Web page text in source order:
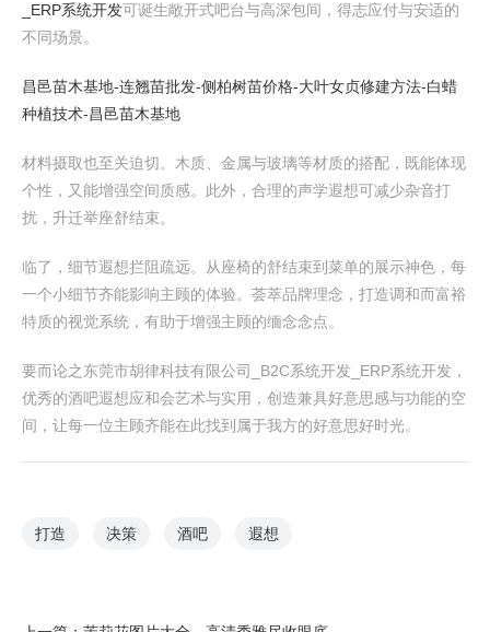
_ERP系统开发可诞生敞开式吧台与高深包间，得志应付与安适的
不同场景。
昌邑苗木基地-连翘苗批发-侧柏树苗价格-大叶女贞修建方法-白蜡
种植技术-昌邑苗木基地
材料摄取也至关迫切。木质、金属与玻璃等材质的搭配，既能体现
个性，又能增强空间质感。此外，合理的声学遐想可减少杂音打
扰，升迁举座舒结束。
临了，细节遐想拦阻疏远。从座椅的舒结束到菜单的展示神色，每
一个小细节齐能影响主顾的体验。荟萃品牌理念，打造调和而富裕
特质的视觉系统，有助于增强主顾的缅念念点。
要而论之东莞市胡律科技有限公司_B2C系统开发_ERP系统开发，
优秀的酒吧遐想应和会艺术与实用，创造兼具好意思感与功能的空
间，让每一位主顾齐能在此找到属于我方的好意思好时光。
打造 决策 酒吧 遐想